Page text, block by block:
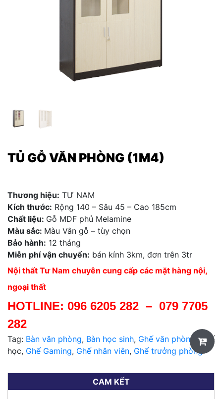
TỦ GỖ VĂN PHÒNG (1M4)
Thương hiệu: TƯ NAM
Kích thước: Rộng 140 – Sâu 45 – Cao 185cm
Chất liệu: Gỗ MDF phủ Melamine
Màu sắc: Màu Vân gỗ – tùy chọn
Bảo hành: 12 tháng
Miễn phí vận chuyển: bán kính 3km, đơn trên 3tr
Nội thất Tư Nam chuyên cung cấp các mặt hàng nội,
ngoại thất
HOTLINE: 096 6205 282 – 079 7705
282
Tag: Bàn văn phòng, Bàn học sinh, Ghế văn phòng , Ghế
học, Ghế Gaming, Ghế nhân viên, Ghế trưởng phòng
CAM KẾT